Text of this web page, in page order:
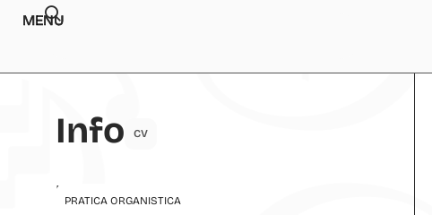
MENU
Info CV
Insegnamenti
PRATICA ORGANISTICA